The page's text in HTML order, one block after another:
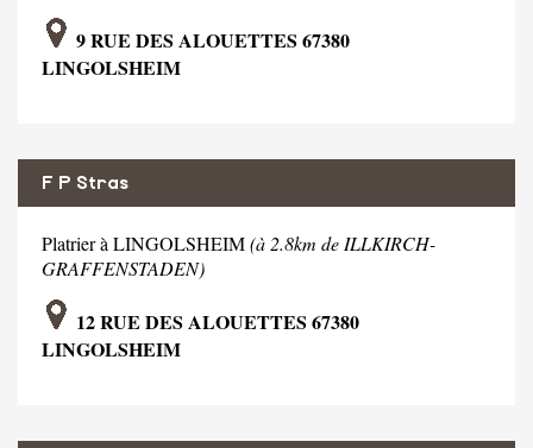
9 RUE DES ALOUETTES 67380
LINGOLSHEIM
F P Stras
Platrier à LINGOLSHEIM(à 2.8km de ILLKIRCH-
GRAFFENSTADEN)
12 RUE DES ALOUETTES 67380
LINGOLSHEIM